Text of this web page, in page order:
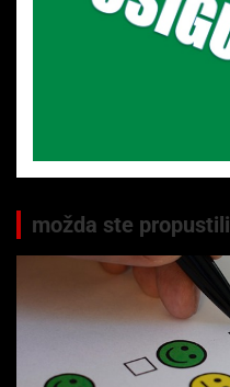
možda ste propustili